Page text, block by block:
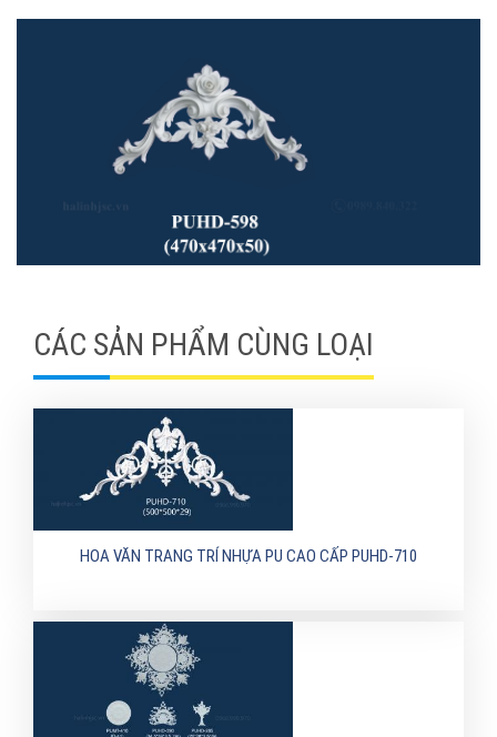
CÁC SẢN PHẨM CÙNG LOẠI
HOA VĂN TRANG TRÍ NHỰA PU CAO CẤP PUHD-710